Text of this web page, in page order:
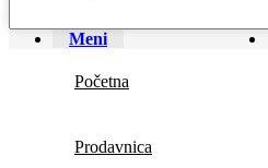
Meni
Početna
Prodavnica